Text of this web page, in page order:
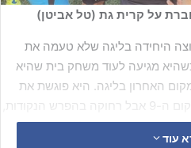
היחידה בליגה שלא טעמה את
מגיעה לעוד משחק בית שהיא
במקום האחרון בליגה. היא פוגשת את
קרית גת שניצבת קצת מעליה, במקום ה-9 אבל רחוקה בהפרש הנקודות,
עוד